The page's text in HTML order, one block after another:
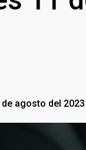
agosto del